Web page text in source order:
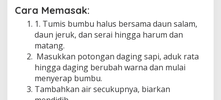
Cara Memasak:
1. Tumis bumbu halus bersama daun salam,
daun jeruk, dan serai hingga harum dan
matang.
Masukkan potongan daging sapi, aduk rata
hingga daging berubah warna dan mulai
menyerap bumbu.
Tambahkan air secukupnya, biarkan